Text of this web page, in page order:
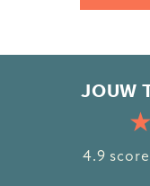
JOUW
4.9